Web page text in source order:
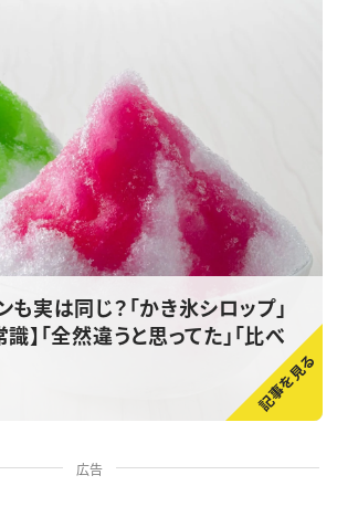
も実は同じ？「かき氷シロップ」
】「全然違うと思ってた」「比べ
広告